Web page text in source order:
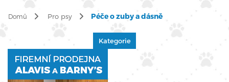
Domů Pro psy Péče o zuby a dásně
Kategorie